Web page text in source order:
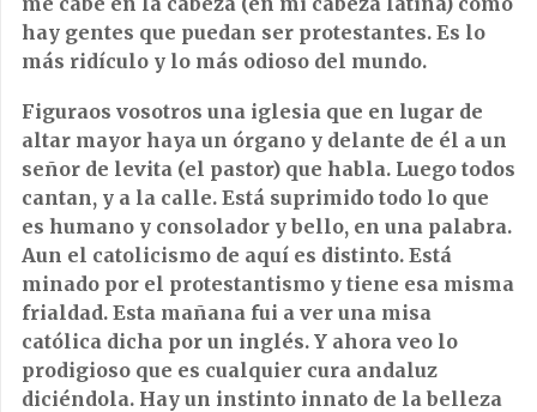
hay gentes que puedan ser protestantes. Es lo
más ridículo y lo más odioso del mundo.
Figuraos vosotros una iglesia que en lugar de
altar mayor haya un órgano y delante de él a un
señor de levita (el pastor) que habla. Luego todos
cantan, y a la calle. Está suprimido todo lo que
es humano y consolador y bello, en una palabra.
Aun el catolicismo de aquí es distinto. Está
minado por el protestantismo y tiene esa misma
frialdad. Esta mañana fui a ver una misa
católica dicha por un inglés. Y ahora veo lo
prodigioso que es cualquier cura andaluz
diciéndola. Hay un instinto innato de la belleza